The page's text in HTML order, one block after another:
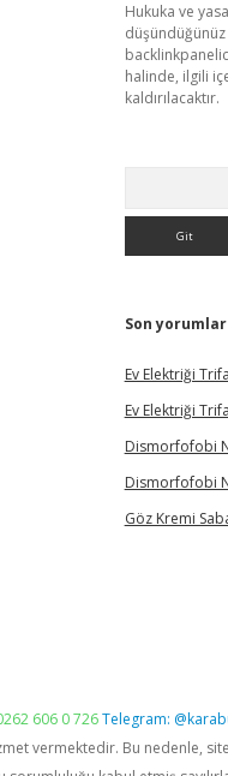
Hukuka ve
halinde, ilgili
kaldırılacaktır.
Son yorumlar
Ev Elektriği
Ev Elektriği
Dismorfofobi
Dismorfofobi
Göz Kremi
606 0 726Telegram:
vermektedir. Bu nedenle,